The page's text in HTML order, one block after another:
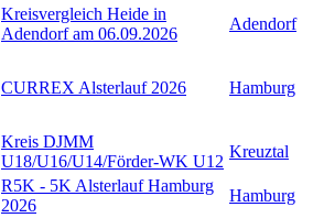
Kreisvergleich Heide in
Adendorf am 06.09.2026
Adendorf
CURREX Alsterlauf 2026 Hamburg
Kreis DJMM
U18/U16/U14/Förder-WK U12
Kreuztal
R5K - 5K Alsterlauf Hamburg
2026
Hamburg